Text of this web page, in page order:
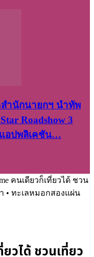
ำนักนายกฯ นำทัพ
Roadshow 3
อปพลิเคชัน…
คนเดียวก็เที่ยวได้ ชวน
• ทะเลหมอกสองแผ่น
วได้ ชวนเที่ยว